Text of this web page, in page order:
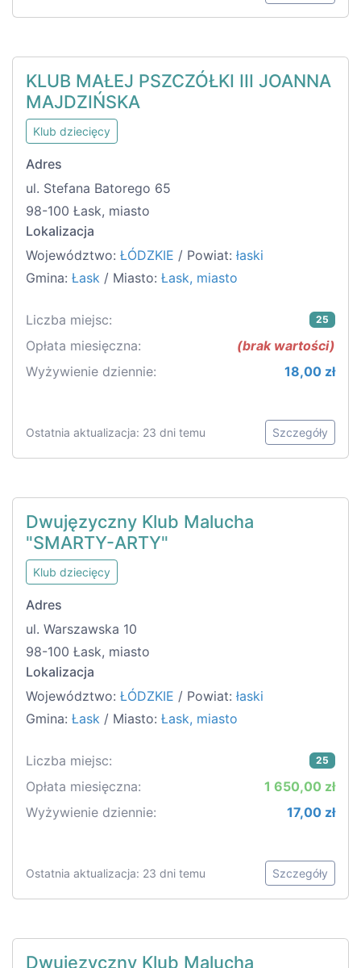
KLUB MAŁEJ PSZCZÓŁKI III JOANNA
MAJDZIŃSKA
Klub dziecięcy
Adres
ul. Stefana Batorego 65
98-100 Łask, miasto
Lokalizacja
Województwo: ŁÓDZKIE / Powiat: łaski
Gmina: Łask / Miasto: Łask, miasto
Liczba miejsc: 25
Opłata miesięczna:
(brak wartości)
Wyżywienie dziennie:
18,00 zł
Ostatnia aktualizacja: 23 dni temu Szczegóły
Dwujęzyczny Klub Malucha
"SMARTY-ARTY"
Klub dziecięcy
Adres
ul. Warszawska 10
98-100 Łask, miasto
Lokalizacja
Województwo: ŁÓDZKIE / Powiat: łaski
Gmina: Łask / Miasto: Łask, miasto
Liczba miejsc: 25
Opłata miesięczna:
1 650,00 zł
Wyżywienie dziennie:
17,00 zł
Ostatnia aktualizacja: 23 dni temu Szczegóły
Dwujęzyczny Klub Malucha